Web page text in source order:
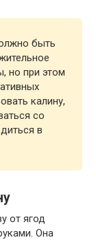
быть
но при этом
калину,
со
в
от ягод
Она